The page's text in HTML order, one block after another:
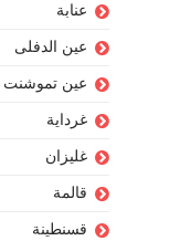
عنابة
عين الدفلى
عين تموشنت
غرداية
غليزان
قالمة
قسنطينة